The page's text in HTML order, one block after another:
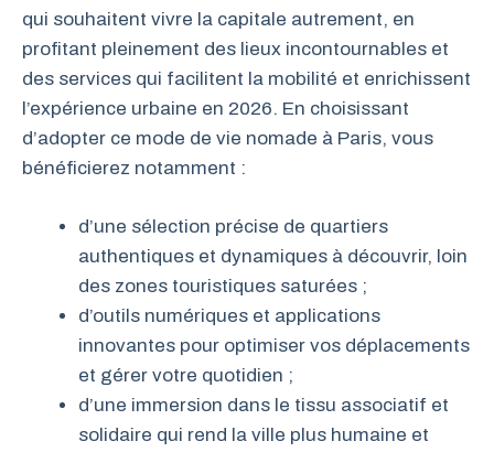
qui souhaitent vivre la capitale autrement, en
profitant pleinement des lieux incontournables et
des services qui facilitent la mobilité et enrichissent
l’expérience urbaine en 2026. En choisissant
d’adopter ce mode de vie nomade à Paris, vous
bénéficierez notamment :
d’une sélection précise de quartiers
authentiques et dynamiques à découvrir, loin
des zones touristiques saturées ;
d’outils numériques et applications
innovantes pour optimiser vos déplacements
et gérer votre quotidien ;
d’une immersion dans le tissu associatif et
solidaire qui rend la ville plus humaine et